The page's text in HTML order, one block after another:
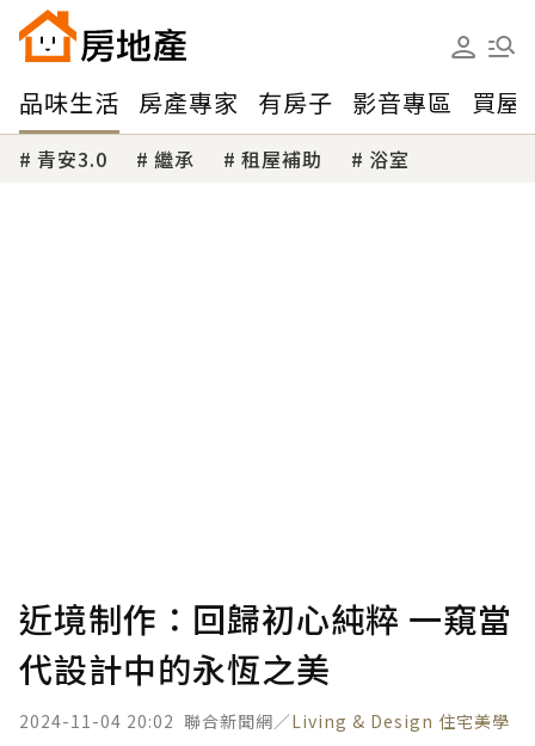
品味生活 房產專家 有房子 影音專區 買屋
青安3.0 繼承 租屋補助 浴室
近境制作：回歸初心純粹 一窺當
代設計中的永恆之美
2024-11-04 20:02 聯合新聞網／Living & Design 住宅美學